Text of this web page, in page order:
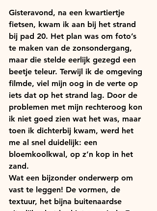
Gisteravond, na een kwartiertje
fietsen, kwam ik aan bij het strand
bij pad 20. Het plan was om foto’s
te maken van de zonsondergang,
maar die stelde eerlijk gezegd een
beetje teleur. Terwijl ik de omgeving
filmde, viel mijn oog in de verte op
iets dat op het strand lag. Door de
problemen met mijn rechteroog kon
ik niet goed zien wat het was, maar
toen ik dichterbij kwam, werd het
me al snel duidelijk: een
bloemkoolkwal, op z’n kop in het
zand.
Wat een bijzonder onderwerp om
vast te leggen! De vormen, de
textuur, het bijna buitenaardse